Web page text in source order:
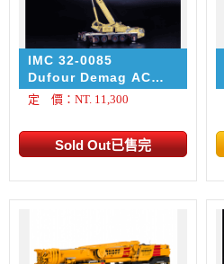
IMC 32-0085
Dufour Demag AC
250-5
定 價：NT. 11,300